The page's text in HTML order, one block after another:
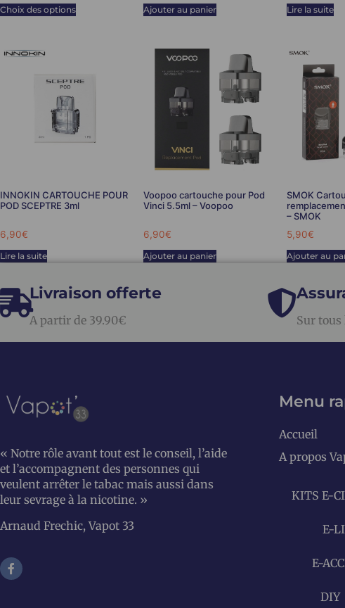
Choix des options Ajouter au panier Lire la suite
INNOKIN CARTOUCHE POUR
POD SCEPTRE 3ml
6,90€
Lire la suite
Voopoo cartouche pour Pod
Vinci 5.5ml – Voopoo
6,90€
Ajouter au panier
SMOK
– SMOK
5,90€
Ajouter au
Livraison offerte
A partir de 39.90€ Sur
« Notre rôle avant tout est le conseil, l’aide
et l’accompagnent des personnes qui
veulent arrêter le tabac mais aussi dans
leur sevrage à la nicotine. »
Arnaud Frechic, Vapot 33
Menu
Accueil
A propos
KITS E-
E-
E-
DIY